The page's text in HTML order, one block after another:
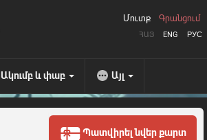
ՀԱՅ ENG РУС
Մուտք Գրանցում
Ակումբ և փաբ Այլ
Պատվիրել նվեր քարտ